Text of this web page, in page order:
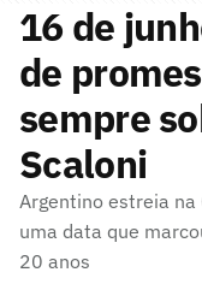
16 de
de
sempre
Scaloni
Argentino estreia
uma data que
20 anos